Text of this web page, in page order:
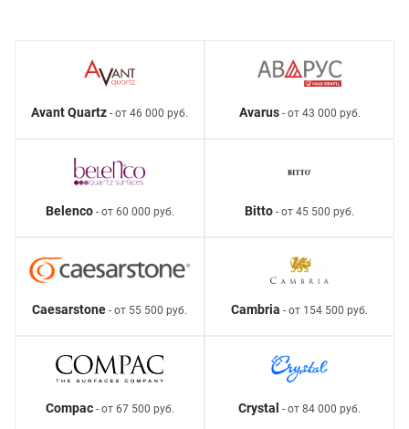
Avant Quartz - от 46 000 руб. Avarus- от 43 000 руб.
Belenco- от 60 000 руб. Bitto - от 45 500 руб.
Caesarstone - от 55 500 руб. Cambria - от 154 500 руб.
Compac- от 67 500 руб. Crystal - от 84 000 руб.